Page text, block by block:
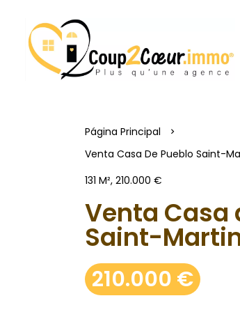
Página Principal
Venta Casa De Pueblo Saint-
131 M², 210.000 €
Venta Casa
Saint-
210.000 €